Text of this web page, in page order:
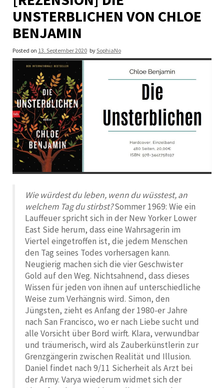
UNSTERBLICHEN VON CHLOE
BENJAMIN
Posted on 13. September 2020 bySophiaNo
Wie würdest du leben, wenn du wüsstest, an
welchem Tag du stirbst?Sommer 1969: Wie ein
Lauffeuer spricht sich in der New Yorker Lower
East Side herum, dass eine Wahrsagerin im
Viertel eingetroffen ist, die jedem Menschen
den Tag seines Todes vorhersagen kann.
Neugierig machen sich die vier Geschwister
Gold auf den Weg. Nichtsahnend, dass dieses
Wissen für jeden von ihnen auf unterschiedliche
Weise zum Verhängnis wird. Simon, den
Jüngsten, zieht es Anfang der 1980-er Jahre
nach San Francisco, wo er nach Liebe sucht und
alle Vorsicht über Bord wirft. Klara, verwundbar
und träumerisch, wird als Zauberkünstlerin zur
Grenzgängerin zwischen Realität und Illusion.
Daniel findet nach 9/11 Sicherheit als Arzt bei
der Army. Varya wiederum widmet sich der